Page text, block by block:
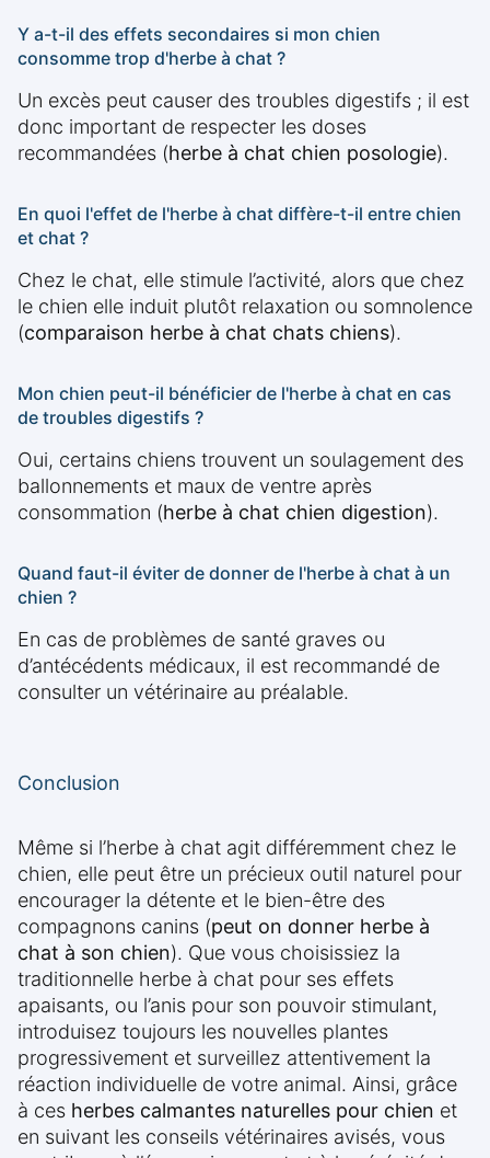
Y a-t-il des effets secondaires si mon chien
consomme trop d'herbe à chat ?
Un excès peut causer des troubles digestifs ; il est
donc important de respecter les doses
recommandées (herbe à chat chien posologie).
En quoi l'effet de l'herbe à chat diffère-t-il entre chien
et chat ?
Chez le chat, elle stimule l’activité, alors que chez
le chien elle induit plutôt relaxation ou somnolence
(comparaison herbe à chat chats chiens).
Mon chien peut-il bénéficier de l'herbe à chat en cas
de troubles digestifs ?
Oui, certains chiens trouvent un soulagement des
ballonnements et maux de ventre après
consommation (herbe à chat chien digestion).
Quand faut-il éviter de donner de l'herbe à chat à un
chien ?
En cas de problèmes de santé graves ou
d’antécédents médicaux, il est recommandé de
consulter un vétérinaire au préalable.
Conclusion
Même si l’herbe à chat agit différemment chez le
chien, elle peut être un précieux outil naturel pour
encourager la détente et le bien-être des
compagnons canins (peut on donner herbe à
chat à son chien). Que vous choisissiez la
traditionnelle herbe à chat pour ses effets
apaisants, ou l’anis pour son pouvoir stimulant,
introduisez toujours les nouvelles plantes
progressivement et surveillez attentivement la
réaction individuelle de votre animal. Ainsi, grâce
à ces herbes calmantes naturelles pour chien et
en suivant les conseils vétérinaires avisés, vous